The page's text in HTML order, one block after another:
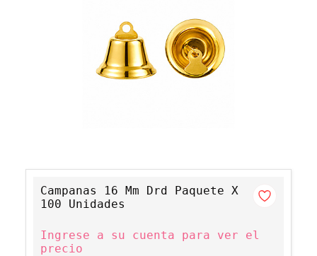
Campanas 16 Mm Drd Paquete X
100 Unidades
Ingrese a su cuenta para ver el
precio